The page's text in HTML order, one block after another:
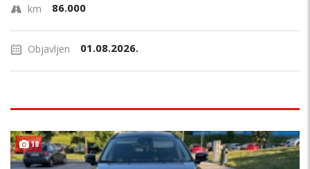
km 86.000
Objavljen 01.08.2026.
18